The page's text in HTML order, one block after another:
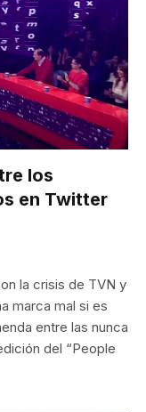
los
en Twitter
la crisis de TVN y
marca mal si es
entre las nunca
del “People